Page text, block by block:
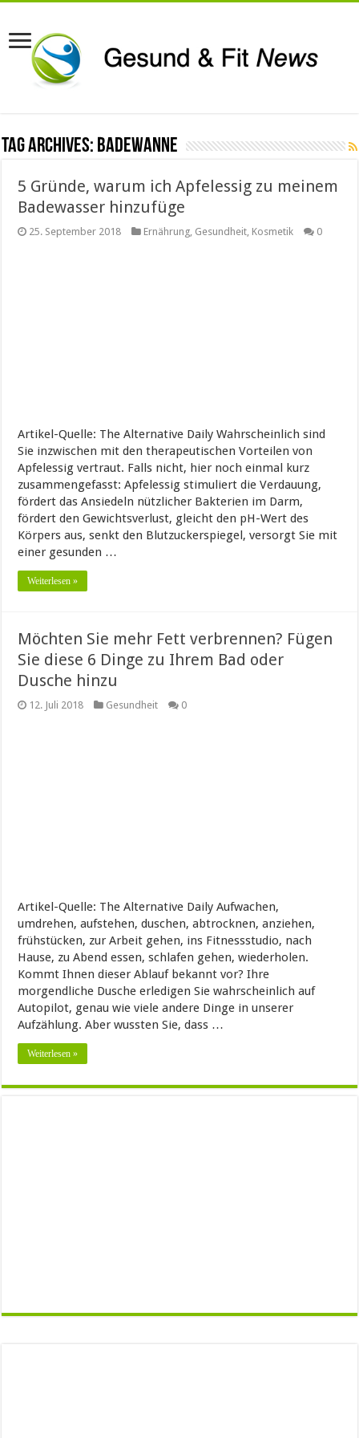
Tag Archives: Badewanne
5 Gründe, warum ich Apfelessig zu meinem
Badewasser hinzufüge
25. September 2018 Ernährung Gesundheit Kosmetik 0
Artikel-Quelle: The Alternative Daily Wahrscheinlich sind
Sie inzwischen mit den therapeutischen Vorteilen von
Apfelessig vertraut. Falls nicht, hier noch einmal kurz
zusammengefasst: Apfelessig stimuliert die Verdauung,
fördert das Ansiedeln nützlicher Bakterien im Darm,
fördert den Gewichtsverlust, gleicht den pH-Wert des
Körpers aus, senkt den Blutzuckerspiegel, versorgt Sie mit
einer gesunden …
Weiterlesen »
Möchten Sie mehr Fett verbrennen? Fügen
Sie diese 6 Dinge zu Ihrem Bad oder
Dusche hinzu
12. Juli 2018 Gesundheit 0
Artikel-Quelle: The Alternative Daily Aufwachen,
umdrehen, aufstehen, duschen, abtrocknen, anziehen,
frühstücken, zur Arbeit gehen, ins Fitnessstudio, nach
Hause, zu Abend essen, schlafen gehen, wiederholen.
Kommt Ihnen dieser Ablauf bekannt vor? Ihre
morgendliche Dusche erledigen Sie wahrscheinlich auf
Autopilot, genau wie viele andere Dinge in unserer
Aufzählung. Aber wussten Sie, dass …
Weiterlesen »